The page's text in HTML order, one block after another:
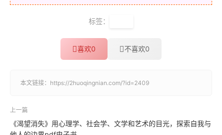
标签：
喜欢0 不喜欢0
本文链接： https://2huoqingnian.com/?id=2409
上一篇
《渴望消失》用心理学、社会学、文学和艺术的目光，探索自我与